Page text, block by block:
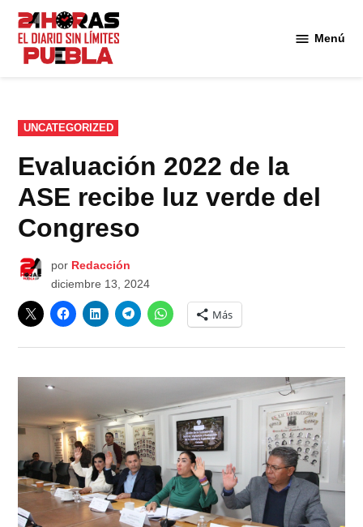
Saltar
contenido
Menú
PUBLICADO
EN
UNCATEGORIZED
Evaluación 2022 de la
ASE recibe luz verde del
Congreso
por Redacción
diciembre 13, 2024
Más